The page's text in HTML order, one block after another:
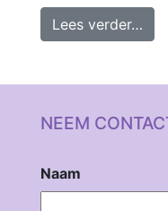
Lees verder…
NEEM
Naam